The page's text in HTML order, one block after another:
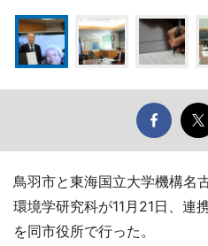
鳥羽市と東海国立大学機構名
環境学研究科が11月21日、連
を同市役所で行った。